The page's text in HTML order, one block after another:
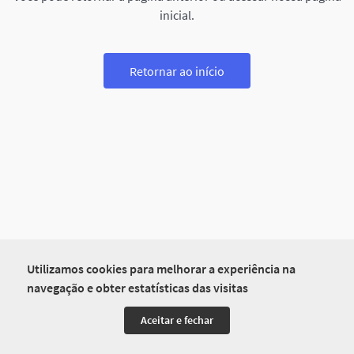
Utilizamos cookies para melhorar a experiência na
navegação e obter estatísticas das visitas
Aceitar e fechar
inicial.
Retornar ao início